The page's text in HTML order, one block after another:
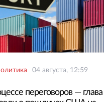
04 августа, 12:59
переговоров — глава